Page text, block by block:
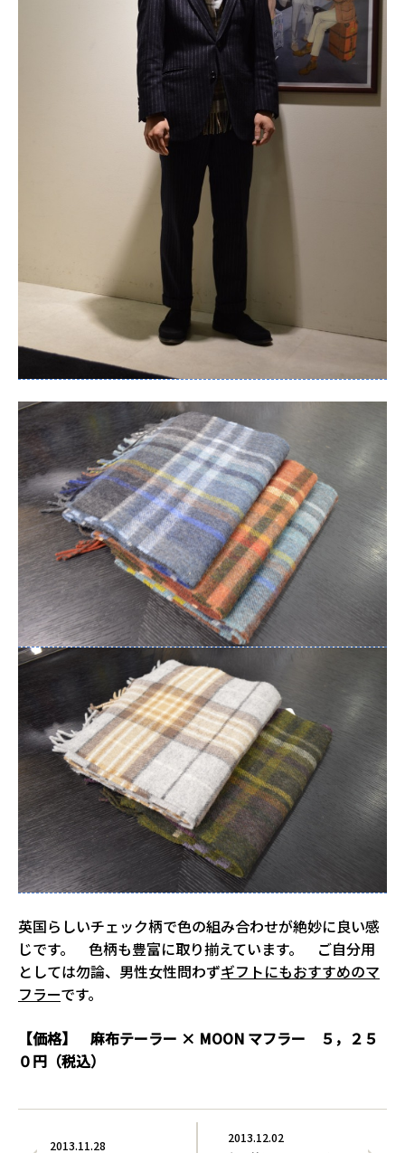
英国らしいチェック柄で色の組み合わせが絶妙に良い感
じです。 色柄も豊富に取り揃えています。 ご自分用
としては勿論、男性女性問わずギフトにもおすすめのマ
フラーです。
【価格】 麻布テーラー × MOON マフラー ５，２５
０円（税込）
2013.12.02
2013.11.28